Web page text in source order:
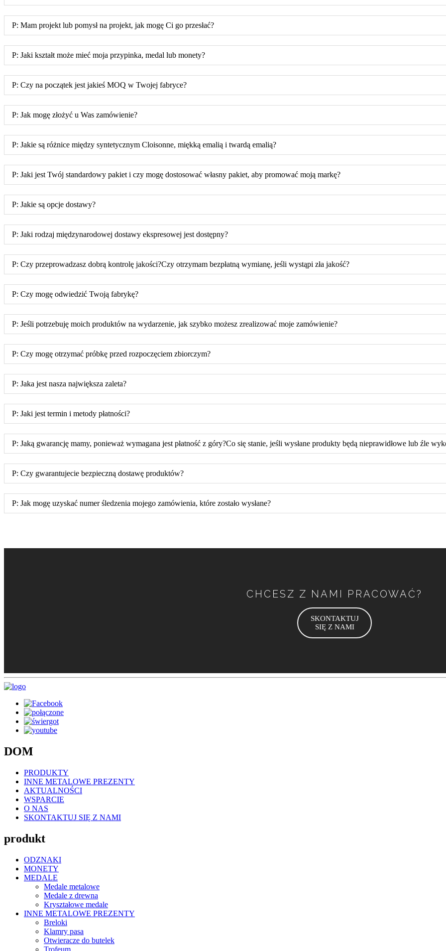
P: Mam projekt lub pomysł na projekt, jak mogę Ci go przesłać?
P: Jaki kształt może mieć moja przypinka, medal lub monety?
P: Czy na początek jest jakieś MOQ w Twojej fabryce?
P: Jak mogę złożyć u Was zamówienie?
P: Jakie są różnice między syntetycznym Cloisonne, miękką emalią i twardą emalią?
P: Jaki jest Twój standardowy pakiet i czy mogę dostosować własny pakiet, aby promować moją markę?
P: Jakie są opcje dostawy?
P: Jaki rodzaj międzynarodowej dostawy ekspresowej jest dostępny?
P: Czy przeprowadzasz dobrą kontrolę jakości?Czy otrzymam bezpłatną wymianę, jeśli wystąpi zła jakość?
P: Czy mogę odwiedzić Twoją fabrykę?
P: Jeśli potrzebuję moich produktów na wydarzenie, jak szybko możesz zrealizować moje zamówienie?
P: Czy mogę otrzymać próbkę przed rozpoczęciem zbiorczym?
P: Jaka jest nasza największa zaleta?
P: Jaki jest termin i metody płatności?
P: Jaką gwarancję mamy, ponieważ wymagana jest płatność z góry?Co się stanie, jeśli wysłane produkty będą nieprawidłowe lub źle
P: Czy gwarantujecie bezpieczną dostawę produktów?
P: Jak mogę uzyskać numer śledzenia mojego zamówienia, które zostało wysłane?
CHCESZ Z NAMI PRACOWAĆ?
SKONTAKTUJ
SIĘ Z NAMI
DOM
PRODUKTY
INNE METALOWE PREZENTY
AKTUALNOŚCI
WSPARCIE
O NAS
SKONTAKTUJ SIĘ Z NAMI
produkt
ODZNAKI
MONETY
MEDALE
Medale metalowe
Medale z drewna
Kryształowe medale
INNE METALOWE PREZENTY
Breloki
Klamry pasa
Otwieracze do butelek
Trofeum